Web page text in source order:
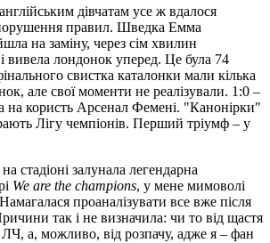
дівчатам усе ж вдалося
правил. Шведка Емма
на заміну, через сім хвилин
вивела лондонок уперед. Це була 74
свистка каталонки мали кілька
але свої моменти не реалізували. 1:0 –
на користь Арсенал Фемені. "Канонірки"
Лігу чемпіонів. Перший тріумф – у
стадіоні залунала легендарна
We are the champions, у мене мимоволі
проаналізувати все вже після
так і не визначила: чи то від щастя
а, можливо, від розпачу, адже я – фан